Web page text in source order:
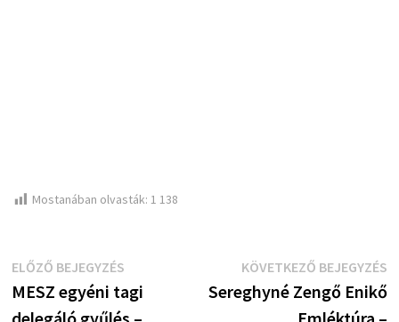
Mostanában olvasták: 1 138
Bejegyzés
navigáció
ELŐZŐ BEJEGYZÉSElőző
bejegyzés:
MESZ egyéni tagi
KÖVETKEZŐ BEJEGYZÉS
Sereghyné Zengő Enikő